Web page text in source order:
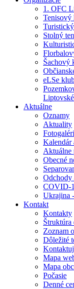
1. OFC
Tenisový
Stolný
Šachový
eLSe
Aktuálne
Oznamy
Aktuality
Kalendár
Aktuálne
Obecné
Odchody
COVID-
Ukrajina
Kontakt
Kontakty
Štruktúra
Zoznam
Dôležité
Mapa
Mapa
Počasie
Denné